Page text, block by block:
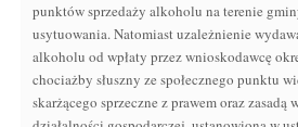
punktów sprzedaży alkoholu na terenie
usytuowania. Natomiast uzależnienie
alkoholu od wpłaty przez wnioskodawcę
chociażby słuszny ze społecznego punktu
skarżącego sprzeczne z prawem oraz